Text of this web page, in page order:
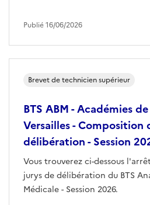
Publié 16/06/2026
BTS ABM - Académies
Versailles - Composition
délibération - Session
Vous trouverez ci-dessous
jurys de délibération du BTS
Médicale - Session 2026.
Brevet de technicien supérieur